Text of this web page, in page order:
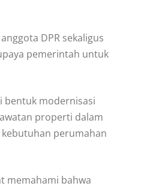
DPR sekaligus
pemerintah untuk
bentuk modernisasi
properti dalam
perumahan
memahami bahwa